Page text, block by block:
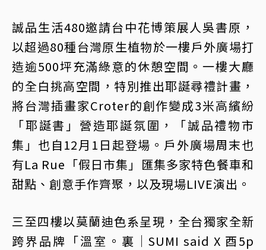
誠品生活480邀請台中花博策展人吳書原，
以超過80種台灣原生植物於一樓戶外廣場打
造逾500坪充滿綠意的休憩空間。一樓大廳
的全白挑高空間，特別推出耶誕尋禮計畫，
將台灣插畫家Croter的創作變成3米高繽紛
「耶誕書」營造耶誕氛圍，「誠品禮物市
集」也自12月1日起登場。戶外廣場周末也
有La Rue「假日市集」匯集多家特色餐車和
甜點、創意手作齊聚，以及現場LIVE演出。
三至四樓以莫蘭迪色系呈現，全台獨家全新
跨界品牌「溫室。裏│SUMI said X 酉5p